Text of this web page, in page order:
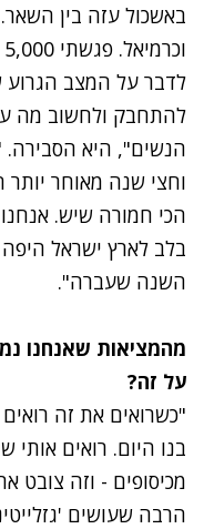
באשכול עזה בין
לדבר על המצב הגרוע
להתחבק ולחשוב מה
הנשים", היא
וחצי שנה מאוחר
הכי חמורה שיש.
בלב לארץ ישראל
השנה שעברה".
מהמציאות שאנחנו
על זה?
"כשרואים את זה
בנו היום. רואים
מכיסופים - וזה
הרבה שעושים